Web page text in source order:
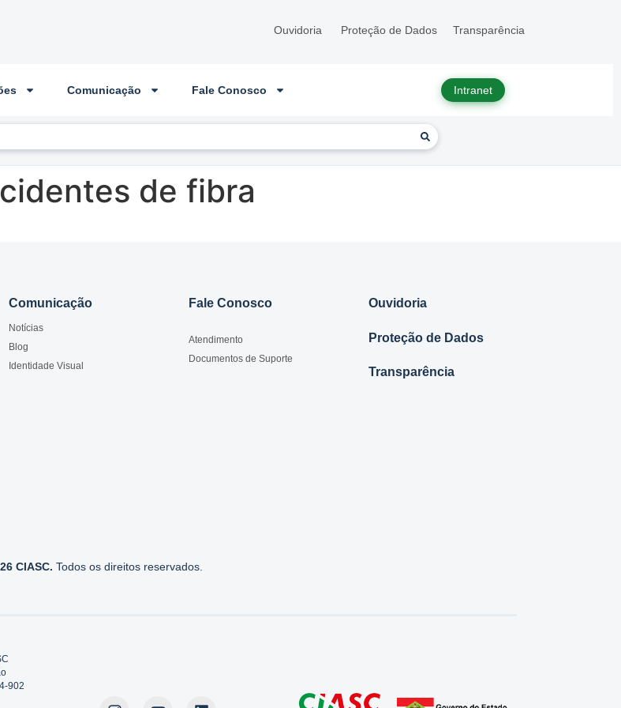
Ouvidoria Proteção de Dados Transparência
Comunicação Fale Conosco Intranet
de fibra
Comunicação
Notícias
Blog
Identidade Visual
Fale Conosco
Atendimento
Documentos de Suporte
Ouvidoria
Proteção de Dados
Transparência
CIASC. Todos os direitos reservados.
902